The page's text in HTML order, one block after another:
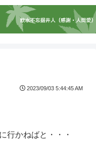
2023/09/03 5:44:45 AM
行かねばと・・・